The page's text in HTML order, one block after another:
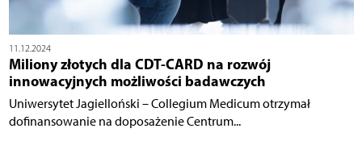
11.12.2024
Miliony złotych dla CDT-CARD na rozwój
innowacyjnych możliwości badawczych
Uniwersytet Jagielloński – Collegium Medicum otrzymał
dofinansowanie na doposażenie Centrum...